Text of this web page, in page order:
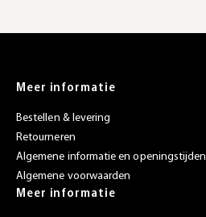
Meer informatie
Bestellen & levering
Retourneren
Algemene informatie en openingstijden
Algemene voorwaarden
Meer informatie